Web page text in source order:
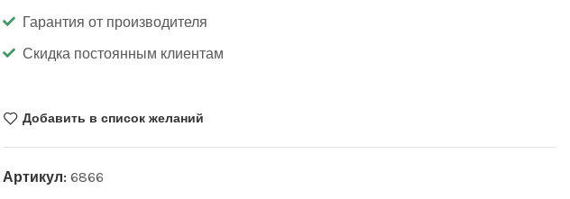
Гарантия от производителя
Скидка постоянным клиентам
Добавить в список желаний
Артикул: 6866